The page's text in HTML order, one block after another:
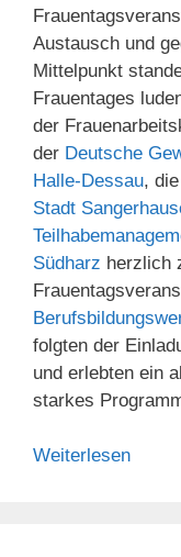
Austausch und
Mittelpunkt
Frauentages
der
der Deutsche
Halle-Dessau, die
Stadt
Südharz herzlich
folgten der
und erlebten ein
starkes
Weiterlesen